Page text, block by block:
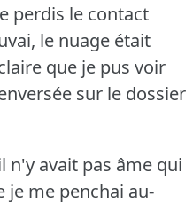
perdis le contact
le nuage était
que je pus voir
sur le dossier
n'y avait pas âme qui
je me penchai au-